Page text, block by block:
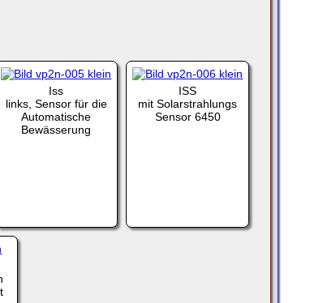
Iss
links, Sensor für die
Automatische
Bewässerung
ISS
mit Solarstrahlungs
Sensor 6450